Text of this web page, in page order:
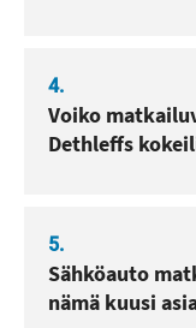
4.
Voiko
Dethleffs
5.
Sähköauto
nämä kuusi